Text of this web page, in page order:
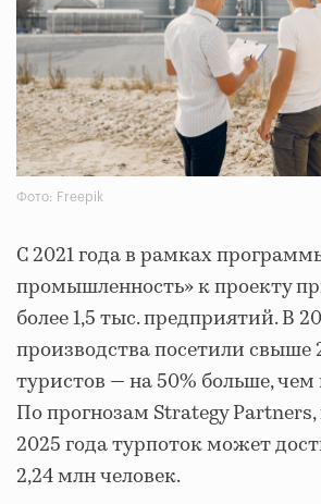
Фото: Freepik
С 2021 года в рамках
промышленность» к проекту
более 1,5 тыс. предприятий. В
производства посетили свыше
туристов — на 50% больше,
По прогнозам Strategy Partners,
2025 года турпоток может
2,24 млн человек.